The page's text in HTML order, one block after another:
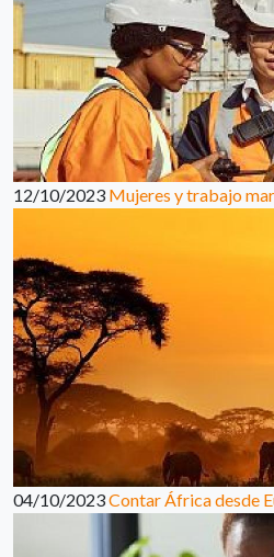
12/10/2023 Mujeres y trabajo
04/10/2023Contar África desde